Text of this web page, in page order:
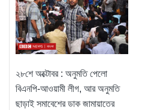
২৮শে অক্টোবর : অনুমতি পেলো
বিএনপি-আওয়ামী লীগ, আর অনুমতি
ছাড়াই সমাবেশের ডাক জামায়াতের